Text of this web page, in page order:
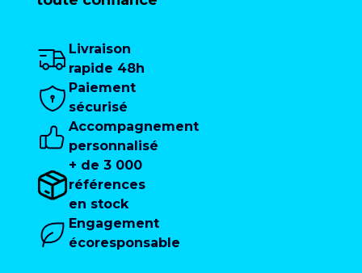
Livraison
rapide 48h
Paiement
sécurisé
Accompagnement
personnalisé
+ de 3 000
références
en stock
Engagement
écoresponsable